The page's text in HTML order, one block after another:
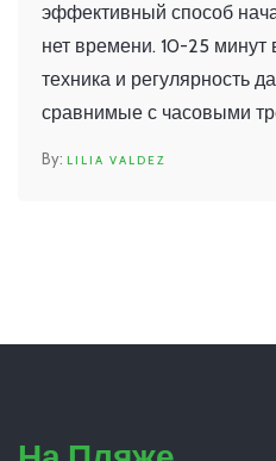
эффективный способ
нет времени. 10-25 минут
техника и регулярность
сравнимые с часовыми
LILIA VALDEZ